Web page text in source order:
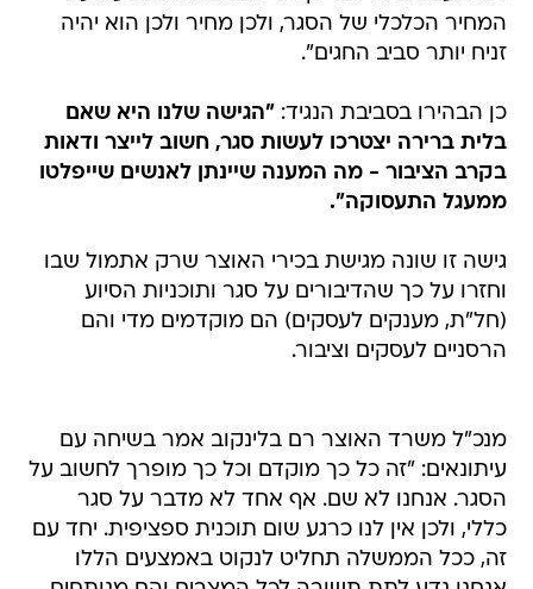
כן הבהירו בסביבת הנגיד:
בקרב הציבור - מה המענה שיינתן לאנשים שייפלטו
ממעגל התעסוקה".
גישה זו שונה מגישת בכירי האוצר שרק אתמול שבו
(חל"ת, מענקים לעסקים) הם מוקדמים מדי והם
הרסניים לעסקים וציבור.
הסגר. אנחנו לא שם. אף אחד לא מדבר על סגר
כללי, ולכן אין לנו כרגע שום תוכנית ספציפית. יחד עם
זה, ככל הממשלה תחליט לנקוט באמצעים הללו
אנחנו נדע לתת תשובה לכל המצבים והם מנותחים
אצלנו עד הקצה.